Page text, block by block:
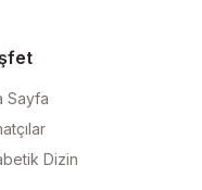
Sayfa
Dizin